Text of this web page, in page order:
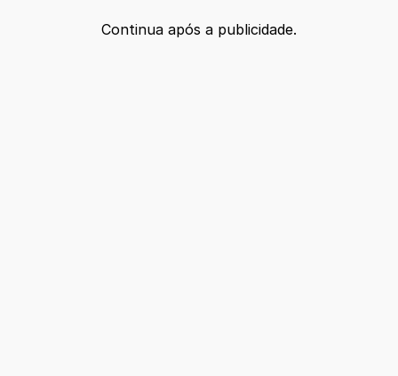
Continua após a publicidade.